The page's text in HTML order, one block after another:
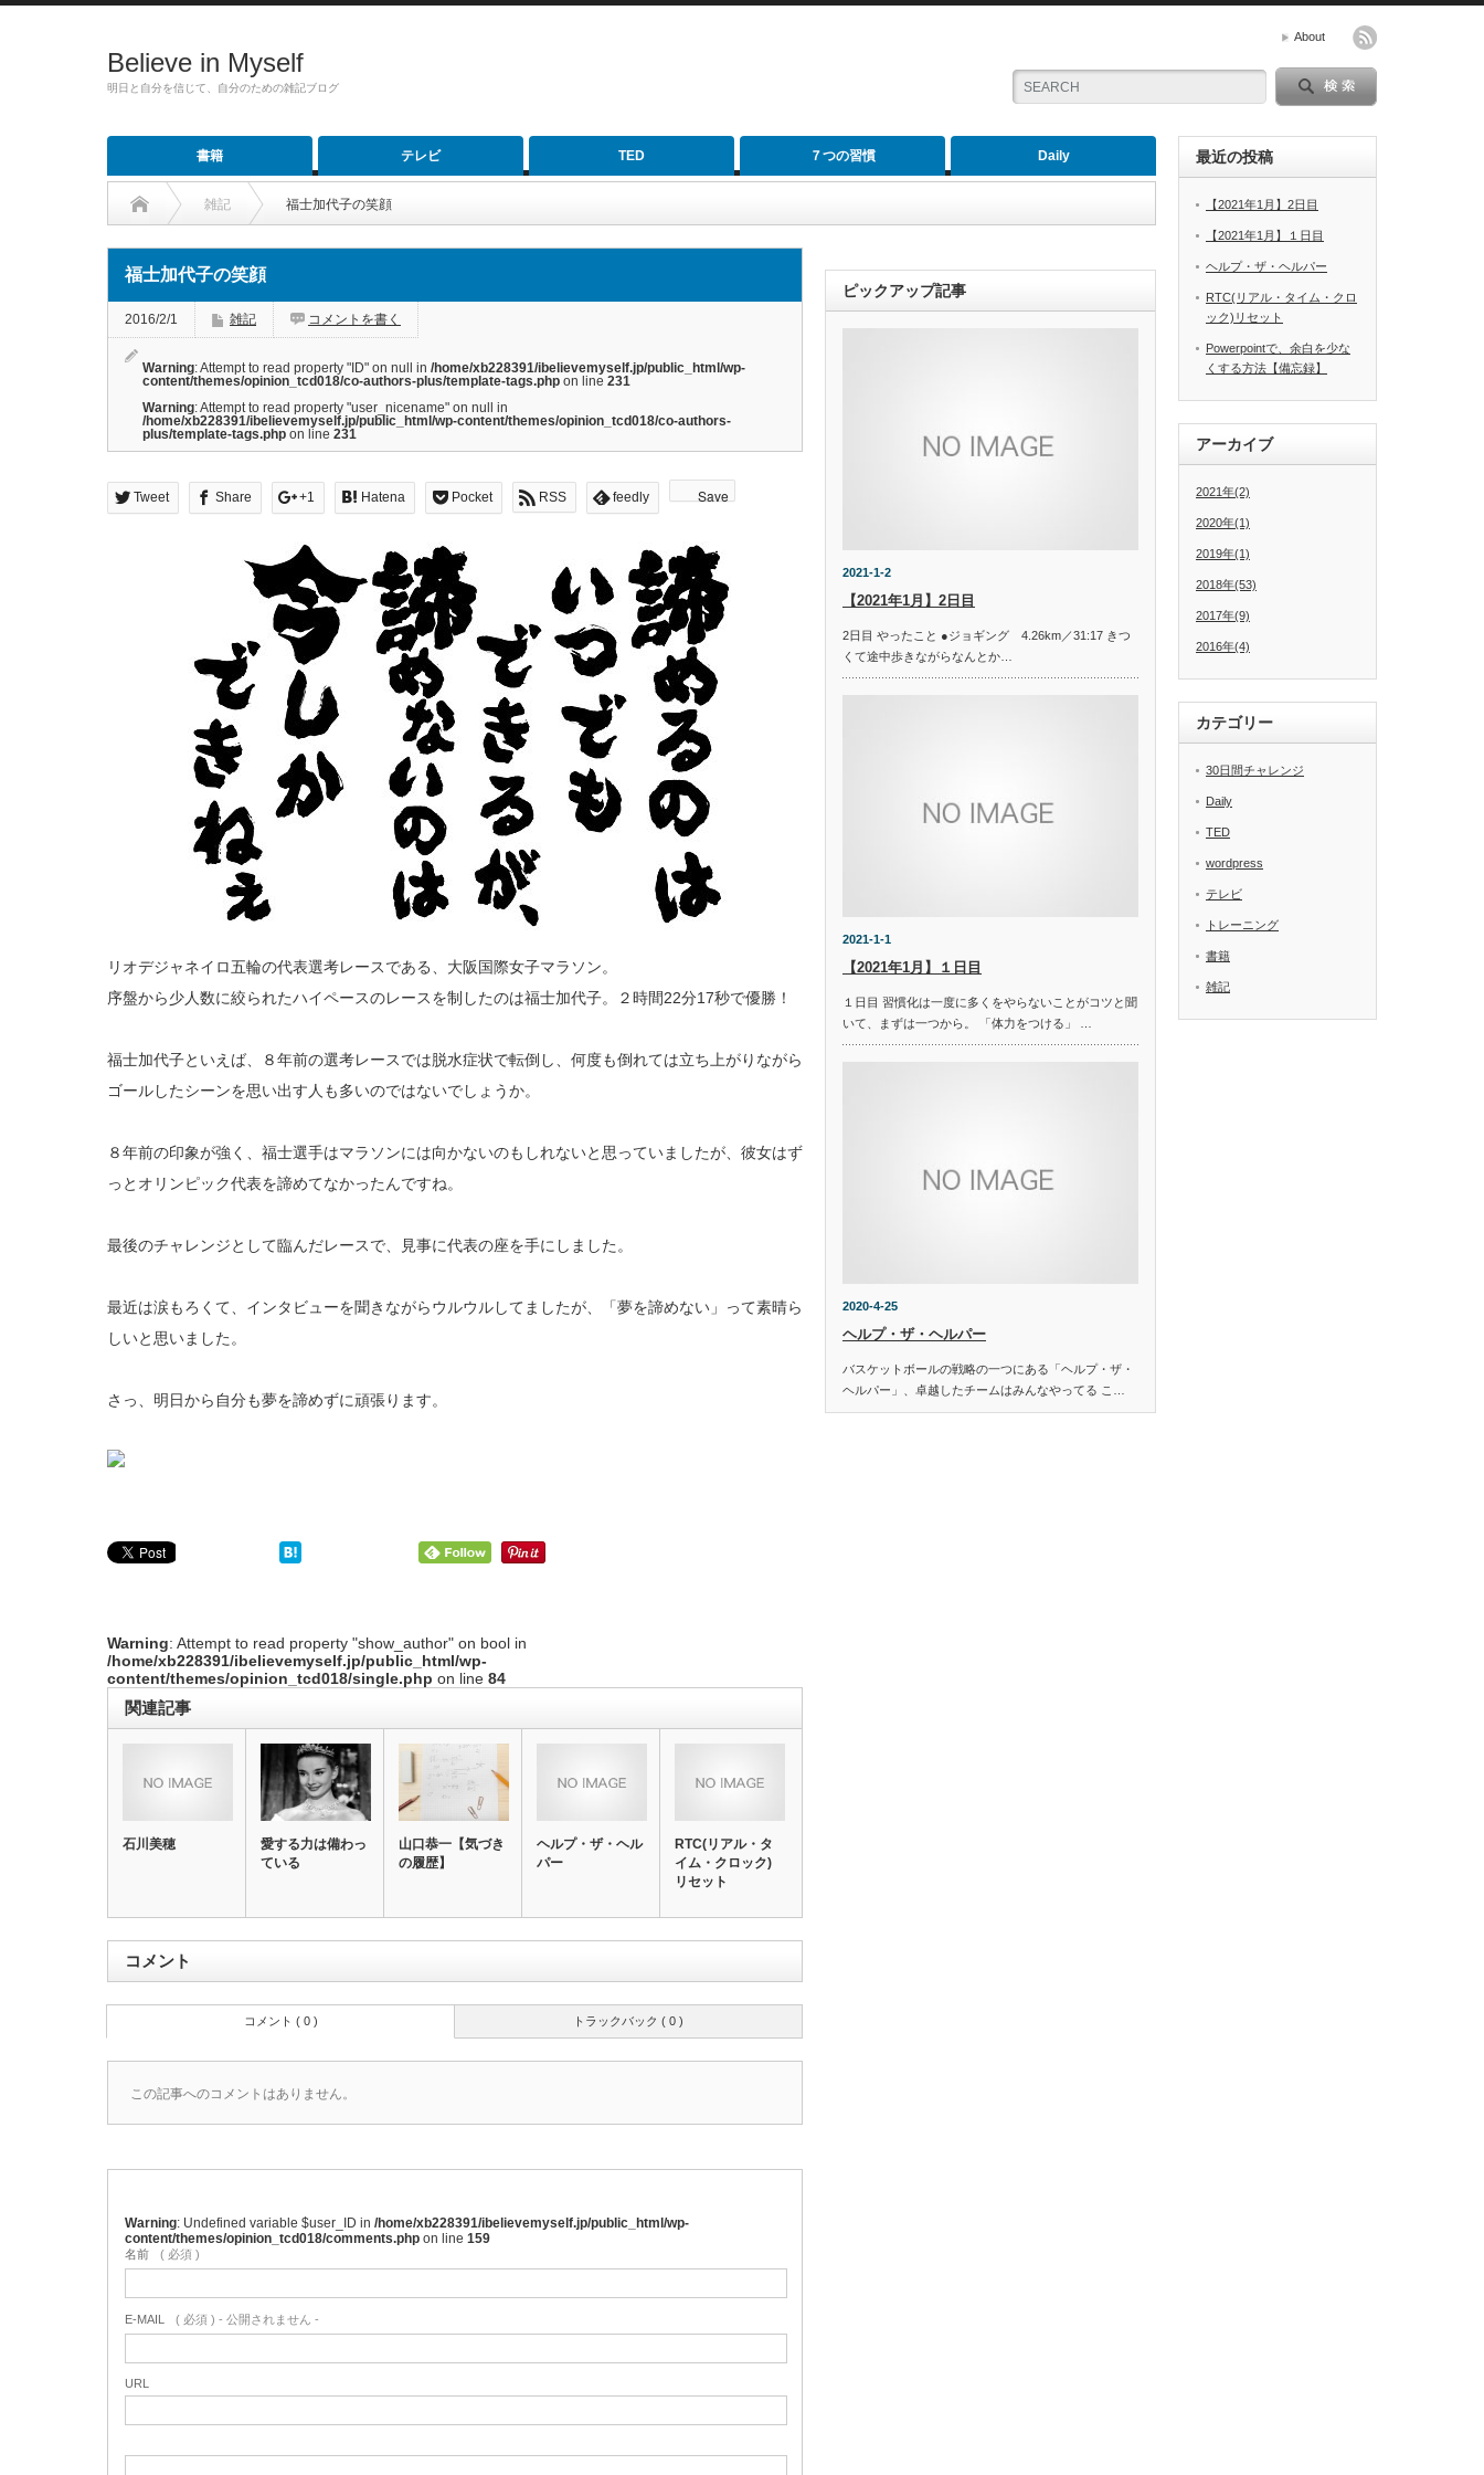
Believe in Myself
明日と自分を信じて、自分のための雑記ブログ
About
書籍 テレビ TED ７つの習慣 Daily
雑記 福士加代子の笑顔
福士加代子の笑顔
2016/2/1 雑記 コメントを書く
Warning: Attempt to read property "ID" on null in /home/xb228391/ibelievemyself.jp/public_html/wp-
content/themes/opinion_tcd018/co-authors-plus/template-tags.php on line 231
Warning: Attempt to read property "user_nicename" on null in
/home/xb228391/ibelievemyself.jp/public_html/wp-content/themes/opinion_tcd018/co-authors-
plus/template-tags.php on line 231
Tweet Share +1 Hatena Pocket RSS feedly Save
リオデジャネイロ五輪の代表選考レースである、大阪国際女子マラソン。
序盤から少人数に絞られたハイペースのレースを制したのは福士加代子。２時間22分17秒で優勝！
福士加代子といえば、８年前の選考レースでは脱水症状で転倒し、何度も倒れては立ち上がりながら
ゴールしたシーンを思い出す人も多いのではないでしょうか。
８年前の印象が強く、福士選手はマラソンには向かないのもしれないと思っていましたが、彼女はず
っとオリンピック代表を諦めてなかったんですね。
最後のチャレンジとして臨んだレースで、見事に代表の座を手にしました。
最近は涙もろくて、インタビューを聞きながらウルウルしてましたが、「夢を諦めない」って素晴ら
しいと思いました。
さっ、明日から自分も夢を諦めずに頑張ります。
Warning: Attempt to read property "show_author" on bool in
/home/xb228391/ibelievemyself.jp/public_html/wp-
content/themes/opinion_tcd018/single.php on line 84
関連記事
石川美穂
愛する力は備わっ
ている
山口恭一【気づき
の履歴】
ヘルプ・ザ・ヘル
パー
RTC(リアル・タ
イム・クロック)
リセット
コメント
トラックバック ( 0 )
コメント ( 0 )
この記事へのコメントはありません。
Warning : Undefined variable $user_ID in /home/xb228391/ibelievemyself.jp/public_html/wp-
content/themes/opinion_tcd018/comments.php on line 159
名前 ( 必須 )
E-MAIL ( 必須 ) - 公開されません -
URL
ピックアップ記事
2021-1-2
【2021年1月】2日目
2日目 やったこと ●ジョギング 4.26km／31:17 きつ
くて途中歩きながらなんとか…
2021-1-1
【2021年1月】１日目
１日目 習慣化は一度に多くをやらないことがコツと聞
いて、まずは一つから。 「体力をつける」 …
2020-4-25
ヘルプ・ザ・ヘルパー
バスケットボールの戦略の一つにある「ヘルプ・ザ・
ヘルパー」、卓越したチームはみんなやってる こ…
最近の投稿
【2021年1月】2日目
【2021年1月】１日目
ヘルプ・ザ・ヘルパー
RTC(リアル・タイム・クロ
ック)リセット
Powerpointで、余白を少な
くする方法【備忘録】
アーカイブ
2021年(2)
2020年(1)
2019年(1)
2018年(53)
2017年(9)
2016年(4)
カテゴリー
30日間チャレンジ
Daily
TED
wordpress
テレビ
トレーニング
書籍
雑記